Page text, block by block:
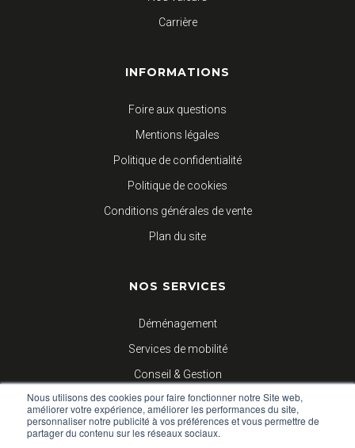
Nous utilisons des cookies pour faire fonctionner notre Site web,
améliorer votre expérience, améliorer les performances du site,
personnaliser notre publicité à vos préférences et vous permettre de
partager du contenu sur les réseaux sociaux.
Carrière
INFORMATIONS
Foire aux questions
Mentions légales
Politique de confidentialité
Politique de cookies
Conditions générales de vente
Plan du site
NOS SERVICES
Déménagement
Services de mobilité
Conseil & Gestion
Logistique d’entreprises